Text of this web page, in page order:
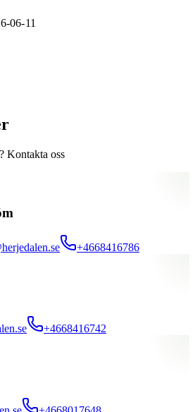
06-11
Kontakta oss
+4668416786
+4668416742